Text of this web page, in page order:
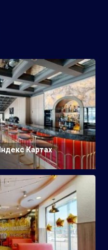
Картах